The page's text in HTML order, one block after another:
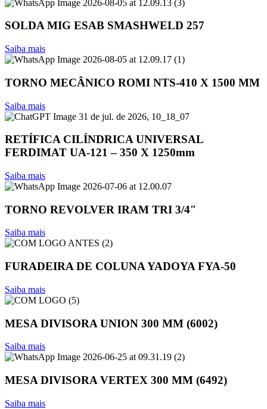
SOLDA MIG ESAB SMASHWELD 257
Saiba mais
TORNO MECÂNICO ROMI NTS-410 X 1500 MM
Saiba mais
RETÍFICA CILÍNDRICA UNIVERSAL
FERDIMAT UA-121 – 350 X 1250mm
Saiba mais
TORNO REVOLVER IRAM TRI 3/4″
Saiba mais
FURADEIRA DE COLUNA YADOYA FYA-50
Saiba mais
MESA DIVISORA UNION 300 MM (6002)
Saiba mais
MESA DIVISORA VERTEX 300 MM (6492)
Saiba mais